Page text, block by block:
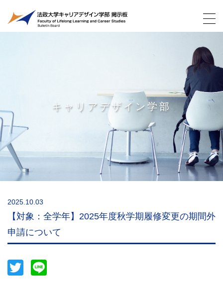
キャリアデザイン学部
2025.10.03
【対象：全学年】2025年度秋学期履修変更の期間外
申請について
Twitter